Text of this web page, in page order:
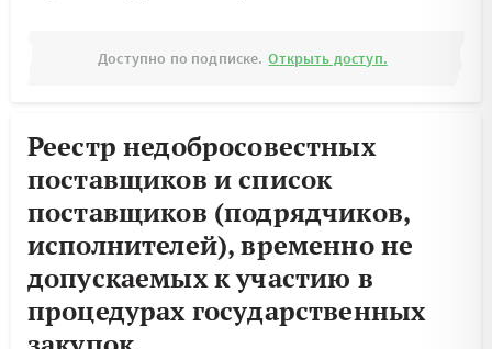
Доступно по подписке. Открыть доступ.
Реестр недобросовестных
поставщиков и список
поставщиков (подрядчиков,
исполнителей), временно не
допускаемых к участию в
процедурах государственных